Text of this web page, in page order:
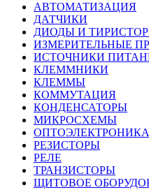
АВТОМАТИЗАЦИЯ
ДАТЧИКИ
ДИОДЫ И
ИЗМЕРИТЕЛЬНЫЕ
ИСТОЧНИКИ
КЛЕММНИКИ
КЛЕММЫ
КОММУТАЦИЯ
КОНДЕНСАТОРЫ
МИКРОСХЕМЫ
ОПТОЭЛЕКТРОНИКА
РЕЗИСТОРЫ
РЕЛЕ
ТРАНЗИСТОРЫ
ЩИТОВОЕ